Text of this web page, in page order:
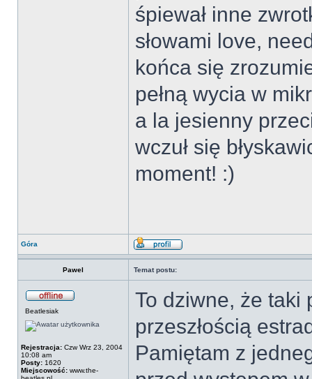
śpiewał inne
słowami love,
końca się
pełną wycia w
a la jesienny
wczuł się
moment! :)
Góra
Pawel Temat postu:
Beatlesiak
Rejestracja: Czw Wrz 23, 2004
10:08 am
Posty: 1620
Miejscowość: www.the-
To dziwne, że taki
przeszłością
Pamiętam z